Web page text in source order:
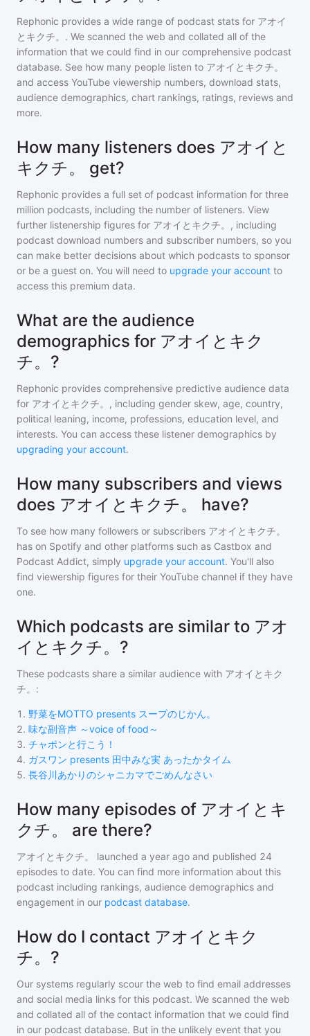
Rephonic provides a wide range of podcast stats for アオイ
とキクチ。 . We scanned the web and collated all of the
information that we could find in our comprehensive podcast
database. See how many people listen to アオイとキクチ。
and access YouTube viewership numbers, download stats,
audience demographics, chart rankings, ratings, reviews and
more.
How many listeners does アオイと
キクチ。 get?
Rephonic provides a full set of podcast information for three
million podcasts, including the number of listeners. View
further listenership figures for アオイとキクチ。 , including
podcast download numbers and subscriber numbers, so you
can make better decisions about which podcasts to sponsor
or be a guest on. You will need to upgrade your account to
access this premium data.
What are the audience
demographics for アオイとキク
チ。?
Rephonic provides comprehensive predictive audience data
for アオイとキクチ。 , including gender skew, age, country,
political leaning, income, professions, education level, and
interests. You can access these listener demographics by
upgrading your account.
How many subscribers and views
does アオイとキクチ。 have?
To see how many followers or subscribers アオイとキクチ。
has on Spotify and other platforms such as Castbox and
Podcast Addict, simply upgrade your account. You'll also
find viewership figures for their YouTube channel if they have
one.
Which podcasts are similar to アオ
イとキクチ。?
These podcasts share a similar audience with アオイとキク
チ。 :
1 . 野菜をMOTTO presents スープのじかん。
2. 味な副音声 ～voice of food～
3. チャポンと行こう！
4. ガスワン presents 田中みな実 あったかタイム
5. 長谷川あかりのシャニカマでごめんなさい
How many episodes of アオイとキ
クチ。 are there?
アオイとキクチ。 launched a year ago and published 24
episodes to date. You can find more information about this
podcast including rankings, audience demographics and
engagement in our podcast database.
How do I contact アオイとキク
チ。?
Our systems regularly scour the web to find email addresses
and social media links for this podcast. We scanned the web
and collated all of the contact information that we could find
in our podcast database. But in the unlikely event that you